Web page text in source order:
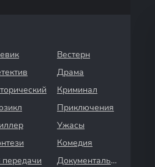
Вестерн
Драма
Криминал
Приключения
Ужасы
Комедия
Документальный